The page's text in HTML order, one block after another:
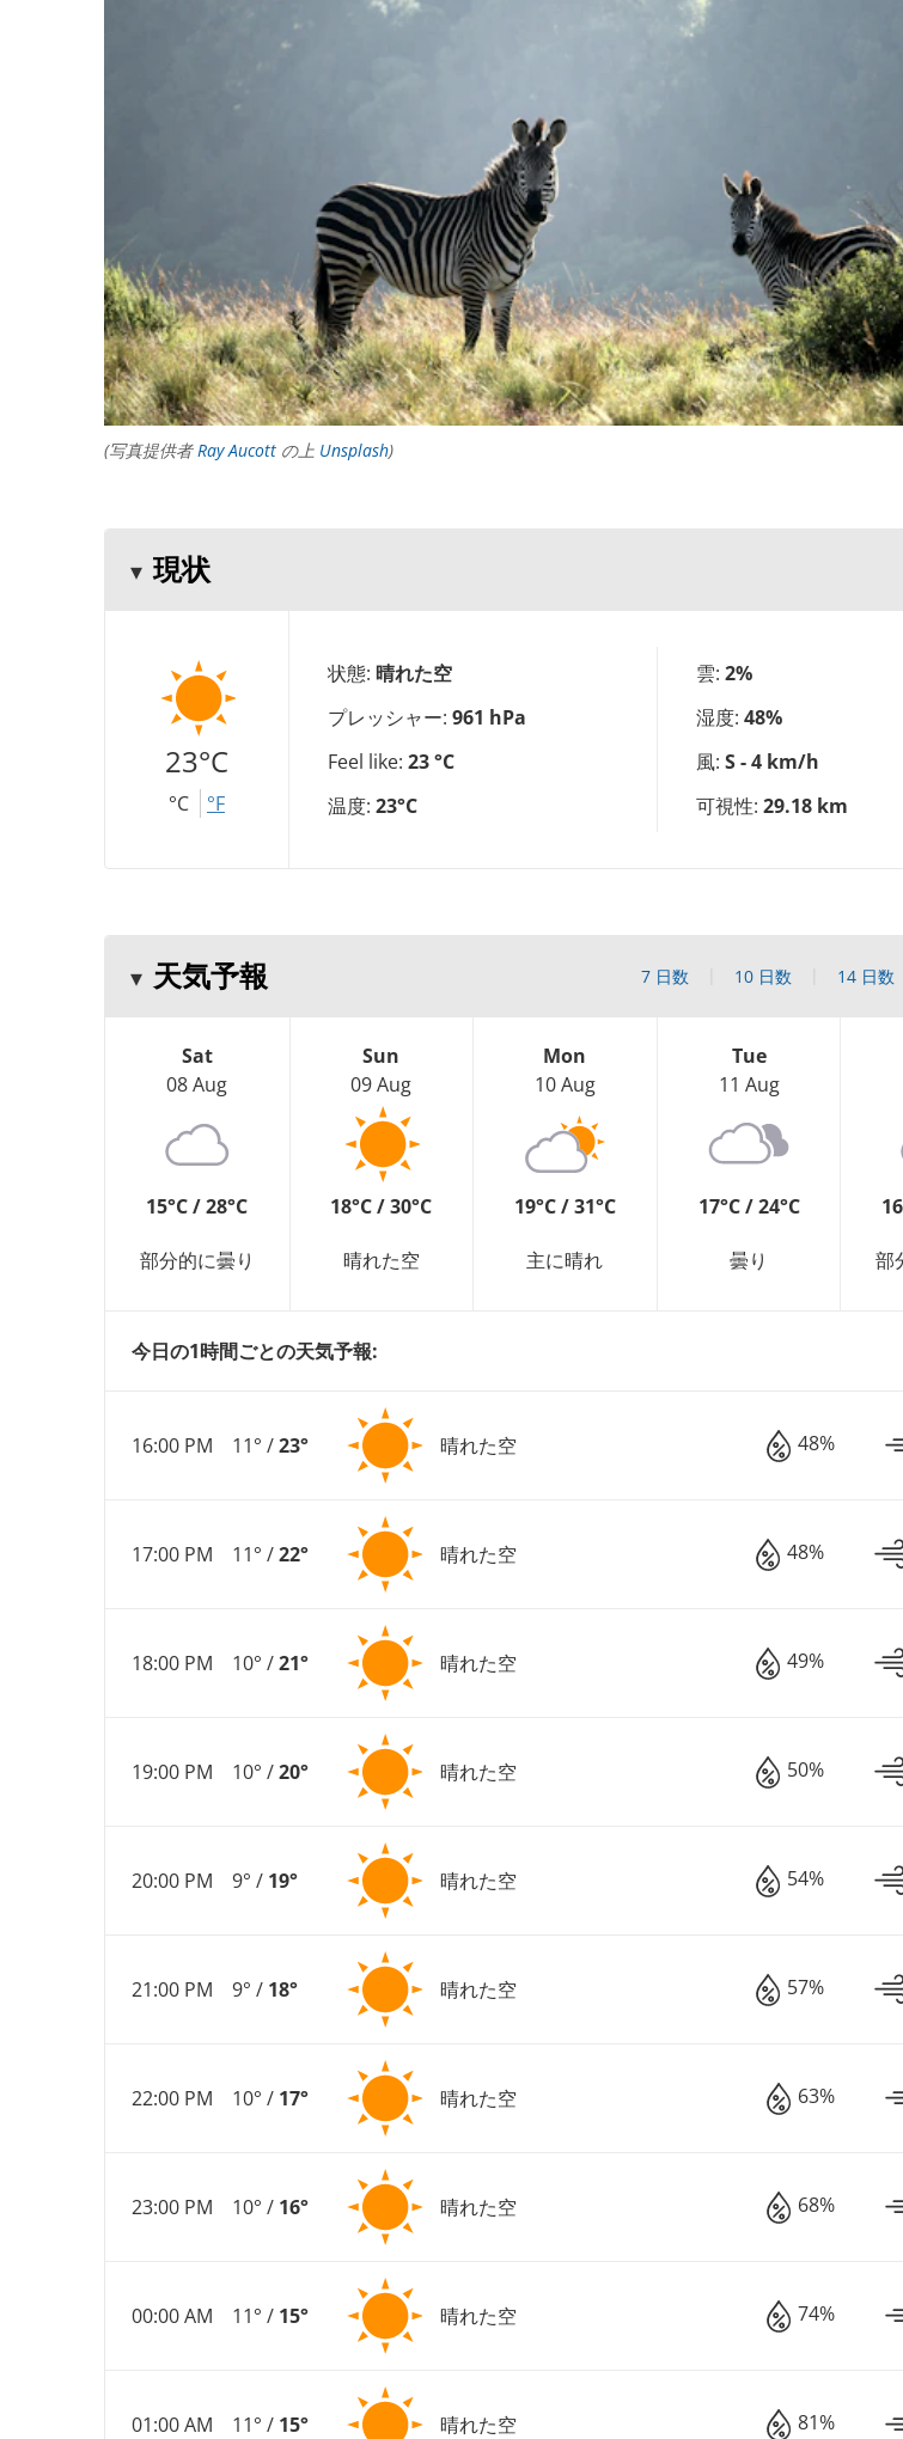
(写真提供者Ray Aucott の上 Unsplash)
現状
23°C
°C °F
状態: 晴れた空
プレッシャー: 961 hPa
Feel like: 23 °C
温度: 23°C
雲: 2%
湿度: 48%
風: S - 4 km/h
可視性: 29.18 km
天気予報 7 日数 10 日数 14 日数
Sat
08 Aug
15°C / 28°C
部分的に曇り
Sun
09 Aug
18°C / 30°C
晴れた空
Mon
10 Aug
19°C / 31°C
主に晴れ
Tue
11 Aug
17°C / 24°C
曇り 部
今日の1時間ごとの天気予報:
16:00 PM 11° /23° 晴れた空 48%
17:00 PM 11° /22° 晴れた空 48%
18:00 PM 10° /21° 晴れた空 49%
19:00 PM 10° /20° 晴れた空 50%
20:00 PM 9° / 19° 晴れた空 54%
21:00 PM 9° / 18° 晴れた空 57%
22:00 PM 10° / 17° 晴れた空 63%
23:00 PM 10° / 16° 晴れた空 68%
00:00 AM 11° / 15° 晴れた空 74%
01:00 AM 11° / 15° 晴れた空 81%